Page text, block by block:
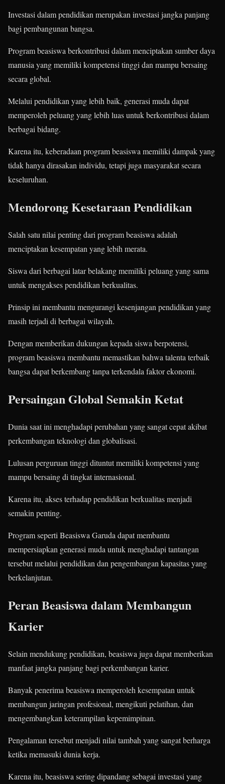
Investasi dalam pendidikan merupakan investasi jangka panjang
bagi pembangunan bangsa.
Program beasiswa berkontribusi dalam menciptakan sumber daya
manusia yang memiliki kompetensi tinggi dan mampu bersaing
secara global.
Melalui pendidikan yang lebih baik, generasi muda dapat
memperoleh peluang yang lebih luas untuk berkontribusi dalam
berbagai bidang.
Karena itu, keberadaan program beasiswa memiliki dampak yang
tidak hanya dirasakan individu, tetapi juga masyarakat secara
keseluruhan.
Mendorong Kesetaraan Pendidikan
Salah satu nilai penting dari program beasiswa adalah
menciptakan kesempatan yang lebih merata.
Siswa dari berbagai latar belakang memiliki peluang yang sama
untuk mengakses pendidikan berkualitas.
Prinsip ini membantu mengurangi kesenjangan pendidikan yang
masih terjadi di berbagai wilayah.
Dengan memberikan dukungan kepada siswa berpotensi,
program beasiswa membantu memastikan bahwa talenta terbaik
bangsa dapat berkembang tanpa terkendala faktor ekonomi.
Persaingan Global Semakin Ketat
Dunia saat ini menghadapi perubahan yang sangat cepat akibat
perkembangan teknologi dan globalisasi.
Lulusan perguruan tinggi dituntut memiliki kompetensi yang
mampu bersaing di tingkat internasional.
Karena itu, akses terhadap pendidikan berkualitas menjadi
semakin penting.
Program seperti Beasiswa Garuda dapat membantu
mempersiapkan generasi muda untuk menghadapi tantangan
tersebut melalui pendidikan dan pengembangan kapasitas yang
berkelanjutan.
Peran Beasiswa dalam Membangun
Karier
Selain mendukung pendidikan, beasiswa juga dapat memberikan
manfaat jangka panjang bagi perkembangan karier.
Banyak penerima beasiswa memperoleh kesempatan untuk
membangun jaringan profesional, mengikuti pelatihan, dan
mengembangkan keterampilan kepemimpinan.
Pengalaman tersebut menjadi nilai tambah yang sangat berharga
ketika memasuki dunia kerja.
Karena itu, beasiswa sering dipandang sebagai investasi yang